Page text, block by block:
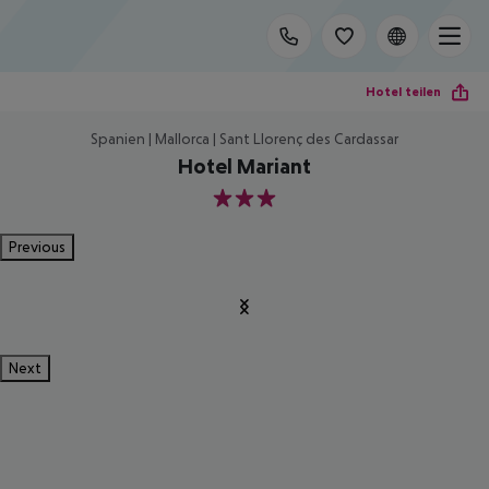
Hotel teilen
Spanien | Mallorca | Sant Llorenç des Cardassar
Hotel Mariant
3
Previous
Next